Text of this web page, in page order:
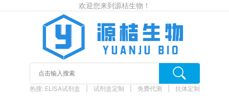
欢迎您来到源桔生物！
热搜: ELISA试剂盒 试剂盒定制 免费代测 抗体定制